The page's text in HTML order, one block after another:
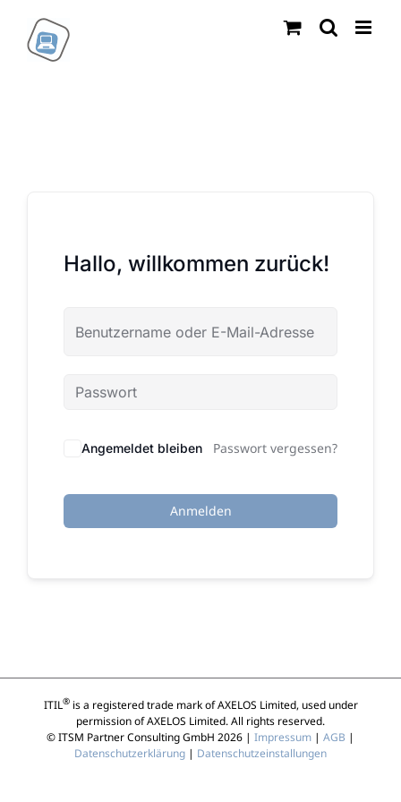
Inhalt
springen
Hallo, willkommen zurück!
Angemeldet bleiben Passwort vergessen?
Anmelden
ITIL®is a registered trade mark of AXELOS Limited, used under
permission of AXELOS Limited. All rights reserved.
© ITSM Partner Consulting GmbH 2026 | Impressum | AGB |
Datenschutzerklärung | Datenschutzeinstallungen